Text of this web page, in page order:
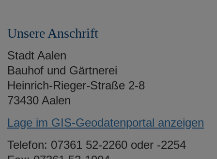
Unsere Anschrift
Stadt Aalen
Bauhof und Gärtnerei
Heinrich-Rieger-Straße 2-8
73430 Aalen
Lage im GIS-Geodatenportal anzeigen
Telefon: 07361 52-2260 oder -2254